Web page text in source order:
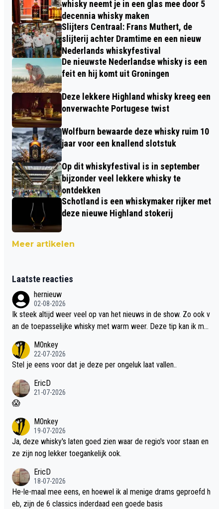
whisky neemt je in een glas mee door 5
decennia whisky maken
Slijters Centraal: Frans Muthert, de
slijterij achter Dramtime en een nieuw
Nederlands whiskyfestival
De nieuwste Nederlandse whisky is een
feit en hij komt uit Groningen
Deze lekkere Highland whisky kreeg een
onverwachte Portugese twist
Wolfburn bewaarde deze whisky ruim 10
jaar voor een knallend slotstuk
Op dit whiskyfestival is in september
bijzonder veel lekkere whisky te
ontdekken
Schotland is een whiskymaker rijker met
deze nieuwe Highland stokerij
Meer artikelen
Laatste reacties
hernieuw
02-08-2026
Ik steek altijd weer veel op van het nieuws in de show. Zo ook v
an de toepasselijke whisky met warm weer. Deze tip kan ik met
M0nkey
22-07-2026
Stel je eens voor dat je deze per ongeluk laat vallen..
EricD
21-07-2026
😱
M0nkey
19-07-2026
Ja, deze whisky's laten goed zien waar de regio's voor staan en
ze zijn nog lekker toegankelijk ook.
EricD
18-07-2026
He-le-maal mee eens, en hoewel ik al menige drams geproefd h
eb, zijn de 6 classics inderdaad een goede basis